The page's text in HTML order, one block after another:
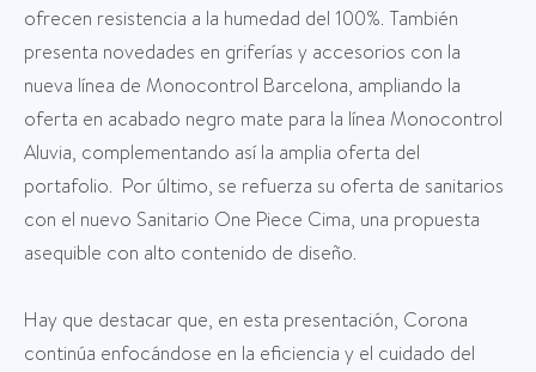
ofrecen resistencia a la humedad del 100%. También
presenta novedades en griferías y accesorios con la
nueva línea de Monocontrol Barcelona, ampliando la
oferta en acabado negro mate para la línea Monocontrol
Aluvia, complementando así la amplia oferta del
portafolio. Por último, se refuerza su oferta de sanitarios
con el nuevo Sanitario One Piece Cima, una propuesta
asequible con alto contenido de diseño.
Hay que destacar que, en esta presentación, Corona
continúa enfocándose en la eficiencia y el cuidado del